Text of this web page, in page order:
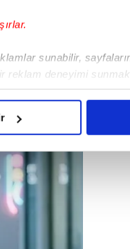
sunabilir,
reklam deneyimi
bu noktada,
ve üçüncü kişilere
olan çerezler bilgi
ve
açık rızanız dahilinde